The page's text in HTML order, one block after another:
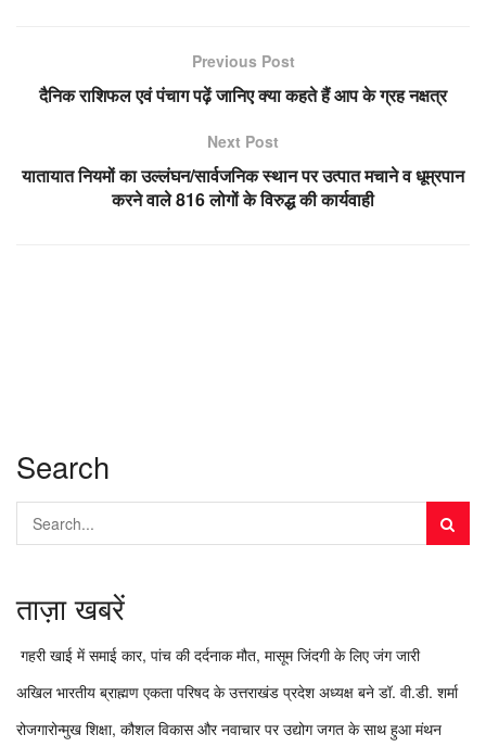
Previous Post
दैनिक राशिफल एवं पंचाग पढ़ें जानिए क्या कहते हैं आप के ग्रह नक्षत्र
Next Post
यातायात नियमों का उल्लंघन/सार्वजनिक स्थान पर उत्पात मचाने व धूम्रपान
करने वाले 816 लोगों के विरुद्ध की कार्यवाही
Search
ताज़ा खबरें
गहरी खाई में समाई कार, पांच की दर्दनाक मौत, मासूम जिंदगी के लिए जंग जारी
अखिल भारतीय ब्राह्मण एकता परिषद के उत्तराखंड प्रदेश अध्यक्ष बने डॉ. वी.डी. शर्मा
रोजगारोन्मुख शिक्षा, कौशल विकास और नवाचार पर उद्योग जगत के साथ हुआ मंथन